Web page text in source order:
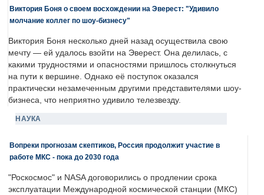
Виктория Боня о своем восхождении на Эверест: "Удивило
молчание коллег по шоу-бизнесу"
Виктория Боня несколько дней назад осуществила свою
мечту — ей удалось взойти на Эверест. Она делилась, с
какими трудностями и опасностями пришлось столкнуться
на пути к вершине. Однако её поступок оказался
практически незамеченным другими представителями шоу-
бизнеса, что неприятно удивило телезвезду.
НАУКА
Вопреки прогнозам скептиков, Россия продолжит участие в
работе МКС - пока до 2030 года
"Роскосмос" и NASA договорились о продлении срока
эксплуатации Международной космической станции (МКС)